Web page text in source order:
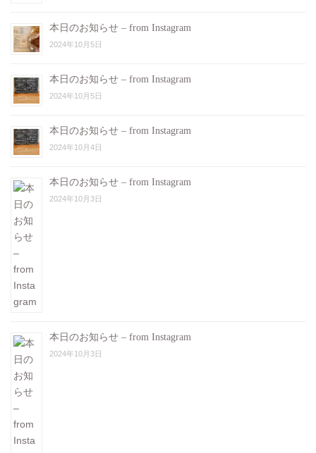
本日のお知らせ – from Instagram
2024年10月5日
本日のお知らせ – from Instagram
2024年10月5日
本日のお知らせ – from Instagram
2024年10月4日
本日のお知らせ – from Instagram
2024年10月3日
本日のお知らせ – from Instagram
2024年10月3日